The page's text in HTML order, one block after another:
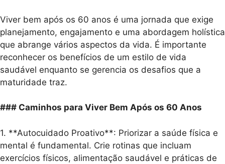
Viver bem após os 60 anos é uma jornada que exige
planejamento, engajamento e uma abordagem holística
que abrange vários aspectos da vida. É importante
reconhecer os benefícios de um estilo de vida
saudável enquanto se gerencia os desafios que a
maturidade traz.
### Caminhos para Viver Bem Após os 60 Anos
1. **Autocuidado Proativo**: Priorizar a saúde física e
mental é fundamental. Crie rotinas que incluam
exercícios físicos, alimentação saudável e práticas de